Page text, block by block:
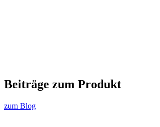
Beiträge zum Produkt
zum Blog